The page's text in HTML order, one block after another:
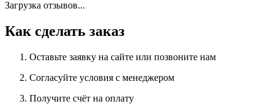
Загрузка отзывов...
Как сделать заказ
Оставьте заявку на сайте или позвоните нам
Согласуйте условия с менеджером
Получите счёт на оплату